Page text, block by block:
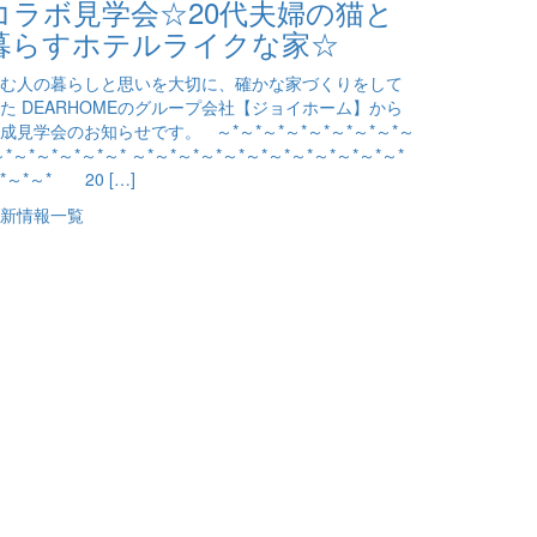
ラボ見学会☆20代夫婦の猫と
らすホテルライクな家☆
人の暮らしと思いを大切に、確かな家づくりをして
DEARHOMEのグループ会社【ジョイホーム】から
見学会のお知らせです。 ～*～*～*～*～*～*～*～*～
*～*～*～*～*～* ～*～*～*～*～*～*～*～*～*～*～*～*
*～*～* 20 […]
情報一覧